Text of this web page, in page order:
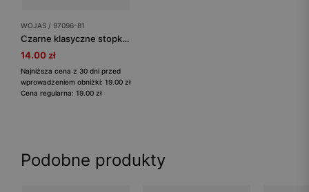
WOJAS / 97096-81
Czarne klasyczne stopki damskie
14.00 zł
Najniższa cena z 30 dni przed
wprowadzeniem obniżki: 19.00 zł
Cena regularna: 19.00 zł
Podobne produkty